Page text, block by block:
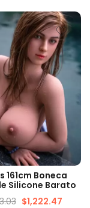
RÁPIDA
161cm Boneca
Silicone Barato
$1,222.47